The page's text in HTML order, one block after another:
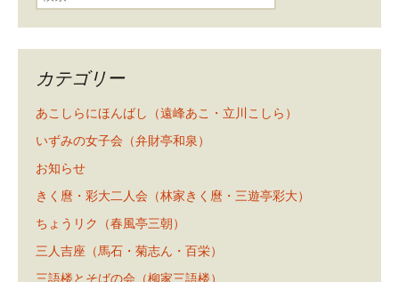
カテゴリー
あこしらにほんばし（遠峰あこ・立川こしら）
いずみの女子会（弁財亭和泉）
お知らせ
きく麿・彩大二人会（林家きく麿・三遊亭彩大）
ちょうリク（春風亭三朝）
三人吉座（馬石・菊志ん・百栄）
三語楼とそばの会（柳家三語楼）